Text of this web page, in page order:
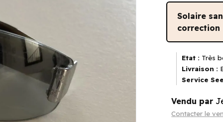
Solaire
correction
Etat : Très
Livraison :
Service
Vendu par
Contacter le